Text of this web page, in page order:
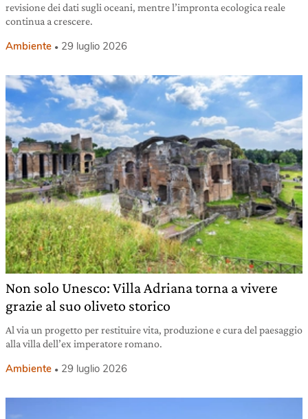
revisione dei dati sugli oceani, mentre l’impronta ecologica reale
continua a crescere.
Ambiente 29 luglio 2026
Non solo Unesco: Villa Adriana torna a vivere
grazie al suo oliveto storico
Al via un progetto per restituire vita, produzione e cura del paesaggio
alla villa dell’ex imperatore romano.
Ambiente 29 luglio 2026